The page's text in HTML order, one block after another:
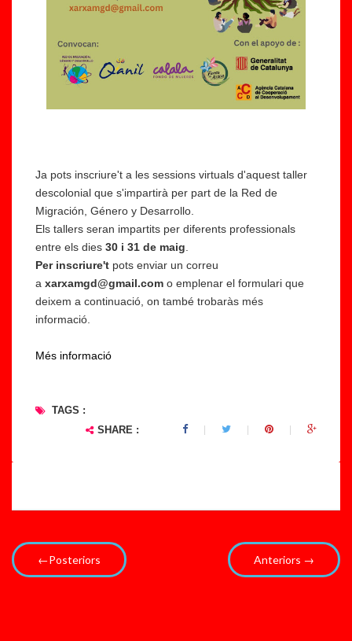
Ja pots inscriure't a les sessions virtuals d'aquest taller
descolonial que s'impartirà per part de la Red de
Migración, Género y Desarrollo.
Els tallers seran impartits per diferents professionals
entre els dies 30 i 31 de maig
Per inscriure't pots enviar un correu
a xarxamgd@gmail.com o emplenar el formulari que
deixem a continuació, on també trobaràs més
informació.
Més informació
TAGS :
SHARE :
←Posteriors Anteriors →